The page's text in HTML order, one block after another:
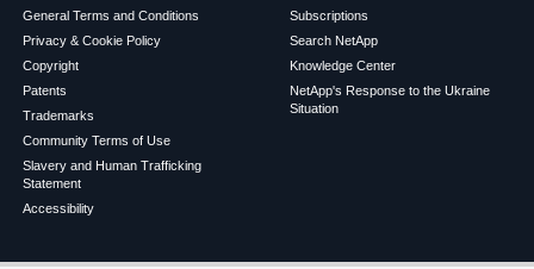
General Terms and Conditions
Privacy & Cookie Policy
Copyright
Patents
Trademarks
Community Terms of Use
Slavery and Human Trafficking
Statement
Accessibility
Subscriptions
Search NetApp
Knowledge Center
NetApp's Response to the Ukraine
Situation